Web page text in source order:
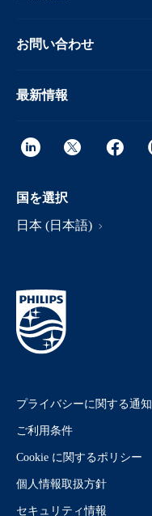
お問い合わせ
最新情報
国を選択
日本 (日本語)
プライバシーに関する通知
ご利用条件
Cookie に関するポリシー
個人情報取扱方針
セキュリティ情報